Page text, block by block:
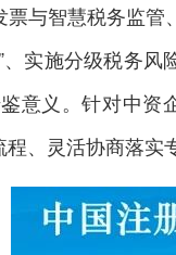
智慧税务监管
、实施分级税务
意义。针对中
、灵活协商落实